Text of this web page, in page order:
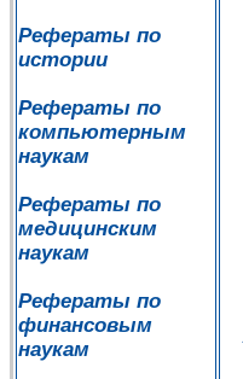
Рефераты по
истории
Рефераты по
компьютерным
наукам
Рефераты по
медицинским
наукам
Рефераты по
финансовым
наукам